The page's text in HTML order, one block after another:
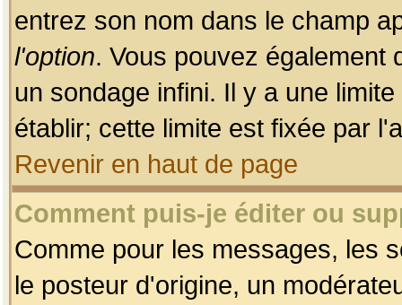
entrez son nom dans le champ
l'option. Vous pouvez également
un sondage infini. Il y a une
établir; cette limite est fixée par
Revenir en haut de page
Comment puis-je éditer ou
Comme pour les messages, les
le posteur d'origine, un